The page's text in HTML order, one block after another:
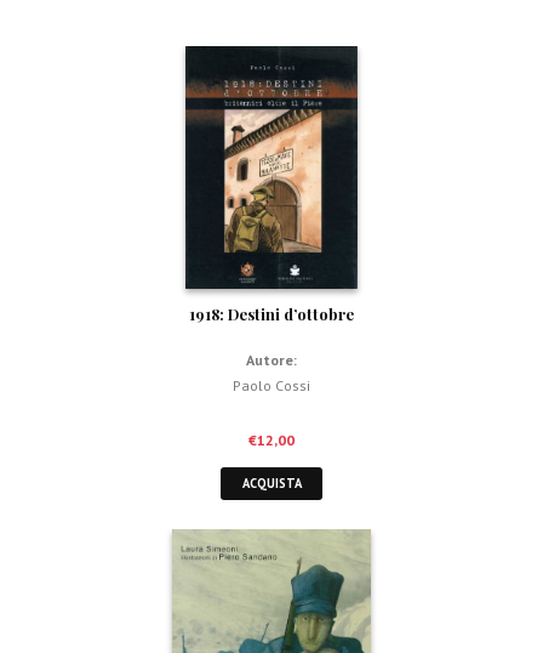
1918: Destini d’ottobre
Autore:
Paolo Cossi
€12,00
ACQUISTA